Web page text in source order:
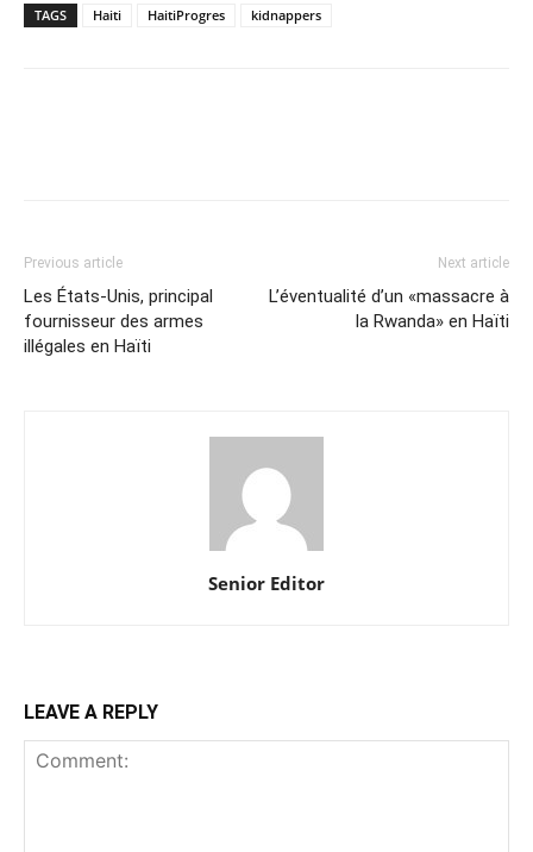
TAGS Haiti HaitiProgres kidnappers
Previous article
Les États-Unis, principal
fournisseur des armes
illégales en Haïti
Next article
L’éventualité d’un «massacre à
la Rwanda» en Haïti
Senior Editor
LEAVE A REPLY